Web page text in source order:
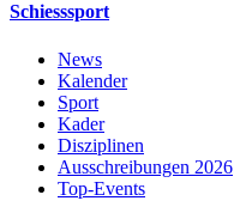
Schiesssport
News
Kalender
Sport
Kader
Disziplinen
Ausschreibungen 2026
Top-Events